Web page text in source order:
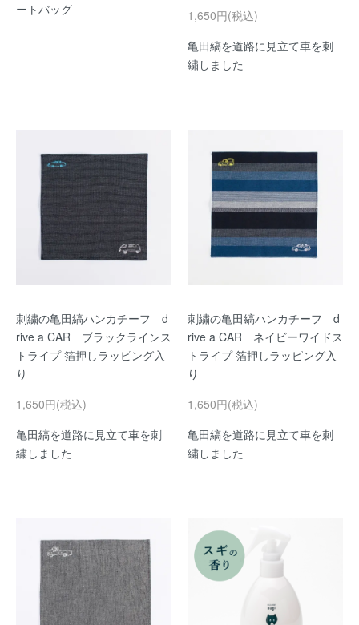
ートバッグ
1,650円(税込)
亀田縞を道路に見立て車を刺
繍しました
刺繍の亀田縞ハンカチーフ d
rive a CAR ブラックラインス
トライプ 箔押しラッピング入
り
1,650円(税込)
亀田縞を道路に見立て車を刺
繍しました
刺繍の亀田縞ハンカチーフ d
rive a CAR ネイビーワイドス
トライプ 箔押しラッピング入
り
1,650円(税込)
亀田縞を道路に見立て車を刺
繍しました